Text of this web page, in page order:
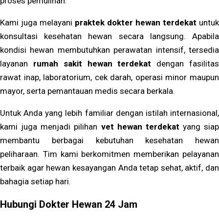
Kami juga melayani praktek dokter hewan terdekat untuk
konsultasi kesehatan hewan secara langsung. Apabila
kondisi hewan membutuhkan perawatan intensif, tersedia
layanan rumah sakit hewan terdekat dengan fasilitas
rawat inap, laboratorium, cek darah, operasi minor maupun
mayor, serta pemantauan medis secara berkala.
Untuk Anda yang lebih familiar dengan istilah internasional,
kami juga menjadi pilihan vet hewan terdekat yang siap
membantu berbagai kebutuhan kesehatan hewan
peliharaan. Tim kami berkomitmen memberikan pelayanan
terbaik agar hewan kesayangan Anda tetap sehat, aktif, dan
bahagia setiap hari.
Hubungi Dokter Hewan 24 Jam